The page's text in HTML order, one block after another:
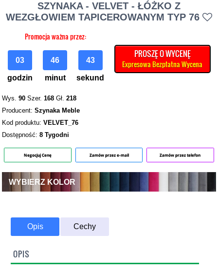
SZYNAKA - VELVET - ŁÓŻKO Z
WEZGŁOWIEM TAPICEROWANYM TYP 76
Promocja ważna przez:
03
godzin
46
minut
42
sekund
PROSZĘ O WYCENĘ
Expresowa Bezpłatna Wycena
Wys.90 Szer.168 Gł.218
Producent:Szynaka Meble
Kod produktu:VELVET_76
Dostępność:8 Tygodni
Negocjuj Cenę Zamów przez e-mail Zamów przez telefon
WYBIERZ KOLOR
Opis Cechy
OPIS